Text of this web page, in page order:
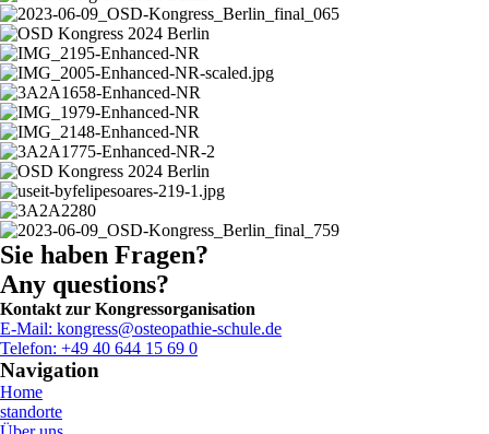
Sie haben Fragen?
Any questions?
Kontakt zur Kongressorganisation
E-Mail: kongress@osteopathie-schule.de
Telefon: +49 40 644 15 69 0
Navigation
Home
standorte